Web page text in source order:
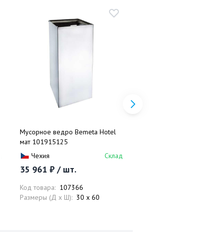
Мусорное ведро Bemeta Hotel
мат 101915125
Чехия
Склад
35 961 ₽ / шт.
Код товара: 107366
Размеры (Д x Ш): 30 x 60